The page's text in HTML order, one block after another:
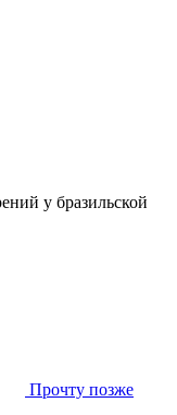
Прочту позже